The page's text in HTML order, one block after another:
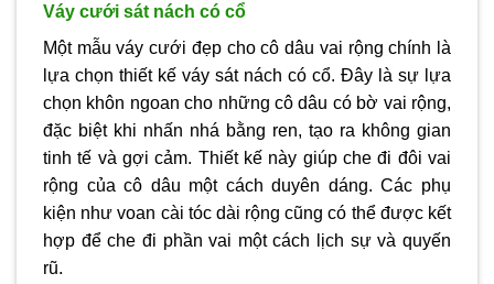
Váy cưới sát nách có cổ
Một mẫu váy cưới đẹp cho cô dâu vai rộng chính là
lựa chọn thiết kế váy sát nách có cổ. Đây là sự lựa
chọn khôn ngoan cho những cô dâu có bờ vai rộng,
đặc biệt khi nhấn nhá bằng ren, tạo ra không gian
tinh tế và gợi cảm. Thiết kế này giúp che đi đôi vai
rộng của cô dâu một cách duyên dáng. Các phụ
kiện như voan cài tóc dài rộng cũng có thể được kết
hợp để che đi phần vai một cách lịch sự và quyến
rũ.